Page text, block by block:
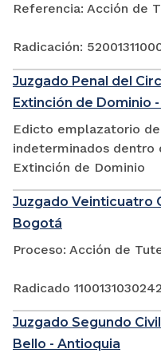
Referencia: Acción de
Radicación:
Juzgado Penal del
Extinción de Dominio
Edicto emplazatorio
indeterminados dentro
Extinción de Dominio
Juzgado Veinticuatro
Bogotá
Proceso: Acción de
Radicado
Juzgado Segundo
Bello - Antioquia